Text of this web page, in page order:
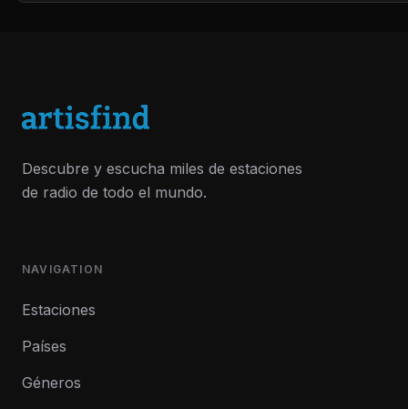
Descubre y escucha miles de estaciones
de radio de todo el mundo.
NAVIGATION
Estaciones
Países
Géneros